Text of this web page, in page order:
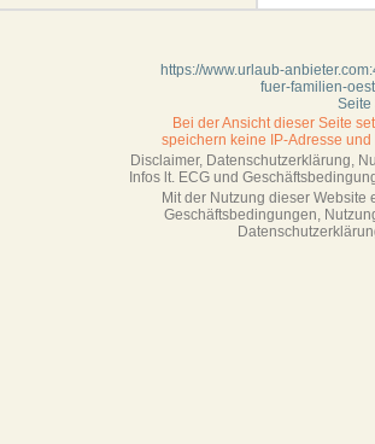
https://www.urlaub-
fuer-familien-
Seite
Bei der Ansicht dieser Seite
speichern keine IP-Adresse und
Disclaimer, Datenschutzerklärung,
Infos lt. ECG und
Mit der Nutzung dieser Website
Geschäftsbedin­gungen,